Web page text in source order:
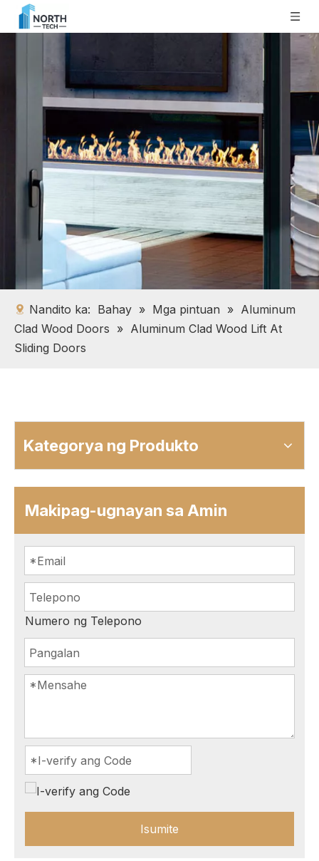
Nandito ka: Bahay » Mga pintuan » Aluminum
Clad Wood Doors » Aluminum Clad Wood Lift At
Sliding Doors
Kategorya ng Produkto
Makipag-ugnayan sa Amin
Numero ng Telepono
Isumite